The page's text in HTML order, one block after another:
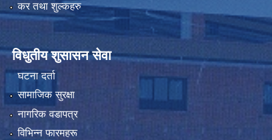
कर तथा शुल्कहरु
विधुतीय शुसासन सेवा
घटना दर्ता
सामाजिक सुरक्षा
नागरिक वडापत्र
विभिन्न फारमहरू